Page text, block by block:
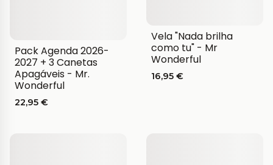
Pack Agenda 2026-
2027 + 3 Canetas
Apagáveis - Mr.
Wonderful
22,95 €
Vela "Nada brilha
como tu" - Mr
Wonderful
16,95 €